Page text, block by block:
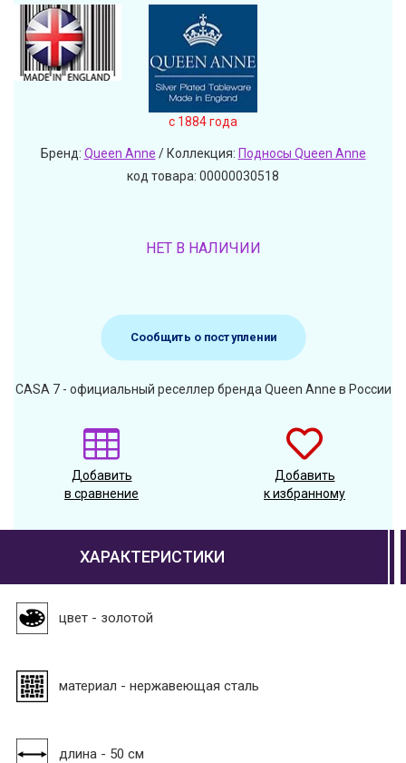
c 1884 года
Бренд: Queen Anne / Коллекция: Подносы Queen Anne
код товара: 00000030518
НЕТ В НАЛИЧИИ
Сообщить о поступлении
CASA 7 - официальный реселлер бренда Queen Anne в России
Добавить
в сравнение
Добавить
к избранному
ХАРАКТЕРИСТИКИ
цвет - золотой
материал - нержавеющая сталь
длина - 50 см